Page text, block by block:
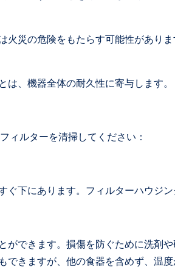
火災の危険をもたらす可能性があり
、機器全体の耐久性に寄与します。
ィルターを清掃してください：
下にあります。フィルターハウジン
ができます。損傷を防ぐために洗剤
できますが、他の食器を含めず、温